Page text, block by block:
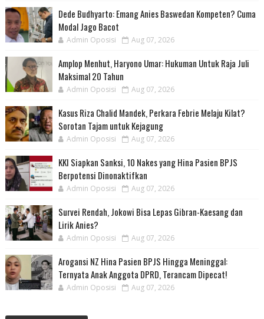
Dede Budhyarto: Emang Anies Baswedan Kompeten? Cuma
Modal Jago Bacot
Admin Oposisi Aug 07, 2026
Amplop Menhut, Haryono Umar: Hukuman Untuk Raja Juli
Maksimal 20 Tahun
Admin Oposisi Aug 07, 2026
Kasus Riza Chalid Mandek, Perkara Febrie Melaju Kilat?
Sorotan Tajam untuk Kejagung
Admin Oposisi Aug 07, 2026
KKI Siapkan Sanksi, 10 Nakes yang Hina Pasien BPJS
Berpotensi Dinonaktifkan
Admin Oposisi Aug 07, 2026
Survei Rendah, Jokowi Bisa Lepas Gibran-Kaesang dan
Lirik Anies?
Admin Oposisi Aug 07, 2026
Arogansi NZ Hina Pasien BPJS Hingga Meninggal:
Ternyata Anak Anggota DPRD, Terancam Dipecat!
Admin Oposisi Aug 07, 2026